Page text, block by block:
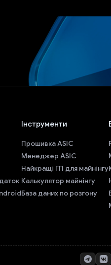
Інструменти
Прошивка ASIC
Менеджер ASIC
Найкращі ГП для майнінгу
Калькулятор майнінгу
База даних по розгону